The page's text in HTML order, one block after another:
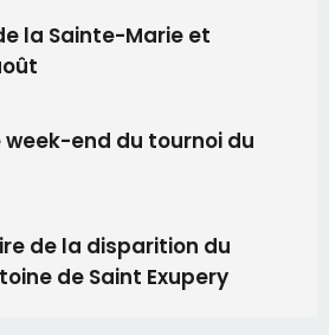
A Nuciola organise une
étoiles
Argentin au stade de San
la Sainte-Marie et